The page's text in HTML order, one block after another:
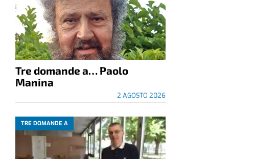
Tre domande a… Paolo
Manina
2 AGOSTO 2026
TRE DOMANDE A